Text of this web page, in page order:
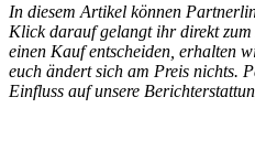
In diesem Artikel können
Klick darauf gelangt ihr direkt
einen Kauf entscheiden, erhalten
euch ändert sich am Preis nichts.
Einfluss auf unsere